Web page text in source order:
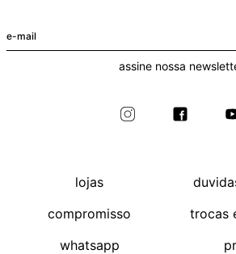
assine nossa
lojas
compromisso
whatsapp
trocas